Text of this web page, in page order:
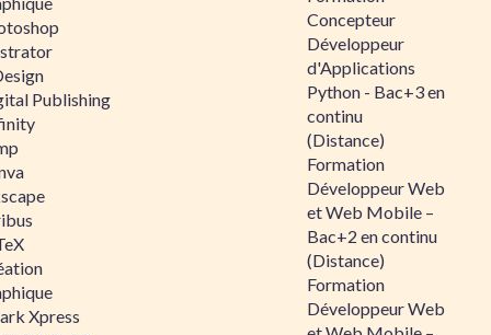
Publishing
Xpress
Concepteur
Développeur
d'Applications
Python - Bac+3 en
continu
(Distance)
Formation
Développeur Web
et Web Mobile –
Bac+2 en continu
(Distance)
Formation
Développeur Web